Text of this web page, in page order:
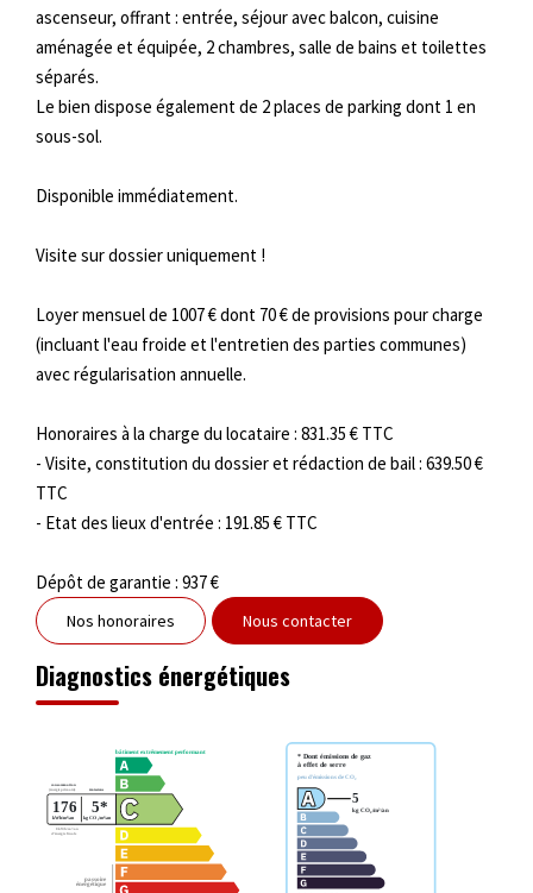
ascenseur, offrant : entrée, séjour avec balcon, cuisine
aménagée et équipée, 2 chambres, salle de bains et toilettes
séparés.
Le bien dispose également de 2 places de parking dont 1 en
sous-sol.
Disponible immédiatement.
Visite sur dossier uniquement !
Loyer mensuel de 1007 € dont 70 € de provisions pour charge
(incluant l'eau froide et l'entretien des parties communes)
avec régularisation annuelle.
Honoraires à la charge du locataire : 831.35 € TTC
- Visite, constitution du dossier et rédaction de bail : 639.50 €
TTC
- Etat des lieux d'entrée : 191.85 € TTC
Dépôt de garantie : 937 €
Nos honoraires Nous contacter
Diagnostics énergétiques